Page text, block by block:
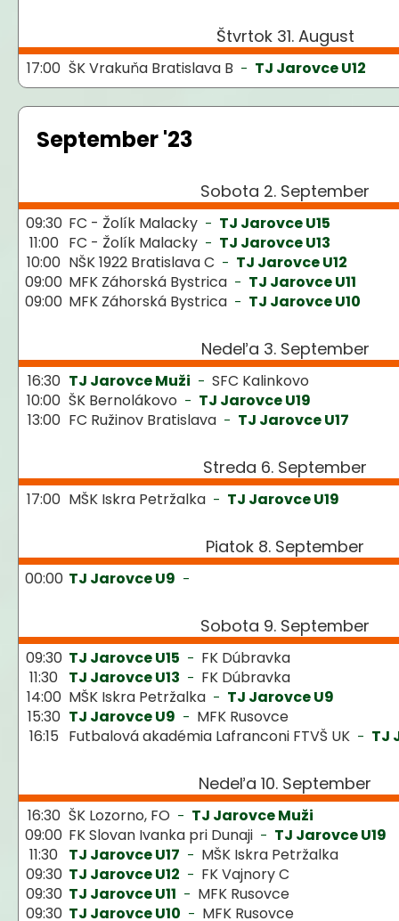
Štvrtok 31. August
17:00 ŠK Vrakuňa Bratislava B - TJ Jarovce U12
September '23
Sobota 2. September
09:30 FC - Žolík Malacky - TJ Jarovce U15
11:00 FC - Žolík Malacky - TJ Jarovce U13
10:00 NŠK 1922 Bratislava C - TJ Jarovce U12
09:00 MFK Záhorská Bystrica - TJ Jarovce U11
09:00 MFK Záhorská Bystrica - TJ Jarovce U10
Nedeľa 3. September
16:30 TJ Jarovce Muži - SFC Kalinkovo
10:00 ŠK Bernolákovo - TJ Jarovce U19
13:00 FC Ružinov Bratislava - TJ Jarovce U17
Streda 6. September
17:00 MŠK Iskra Petržalka - TJ Jarovce U19
Piatok 8. September
00:00 TJ Jarovce U9 -
Sobota 9. September
09:30 TJ Jarovce U15 - FK Dúbravka
11:30 TJ Jarovce U13 - FK Dúbravka
14:00 MŠK Iskra Petržalka - TJ Jarovce U9
15:30 TJ Jarovce U9 - MFK Rusovce
16:15 Futbalová akadémia Lafranconi FTVŠ UK - TJ
Nedeľa 10. September
16:30 ŠK Lozorno, FO - TJ Jarovce Muži
09:00 FK Slovan Ivanka pri Dunaji - TJ Jarovce U19
11:30 TJ Jarovce U17 - MŠK Iskra Petržalka
09:30 TJ Jarovce U12 - FK Vajnory C
09:30 TJ Jarovce U11 - MFK Rusovce
09:30 TJ Jarovce U10 - MFK Rusovce
TJ
JAROVCE
THIRD
2025/26
€45